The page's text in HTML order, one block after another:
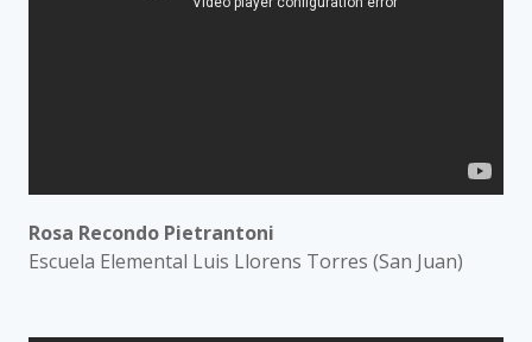
Rosa Recondo Pietrantoni
Escuela Elemental Luis Llorens Torres (San Juan)